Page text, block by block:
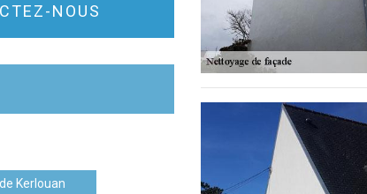
NOUS
Kerlouan